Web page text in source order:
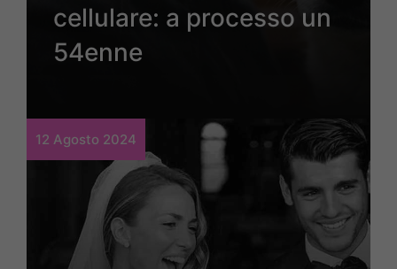
cellulare: a processo un
54enne
12 Agosto 2024